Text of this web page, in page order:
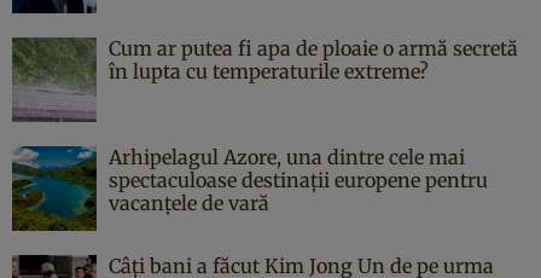
Cum ar putea fi apa de ploaie o armă secretă
în lupta cu temperaturile extreme?
Arhipelagul Azore, una dintre cele mai
spectaculoase destinații europene pentru
vacanțele de vară
Câți bani a făcut Kim Jong Un de pe urma